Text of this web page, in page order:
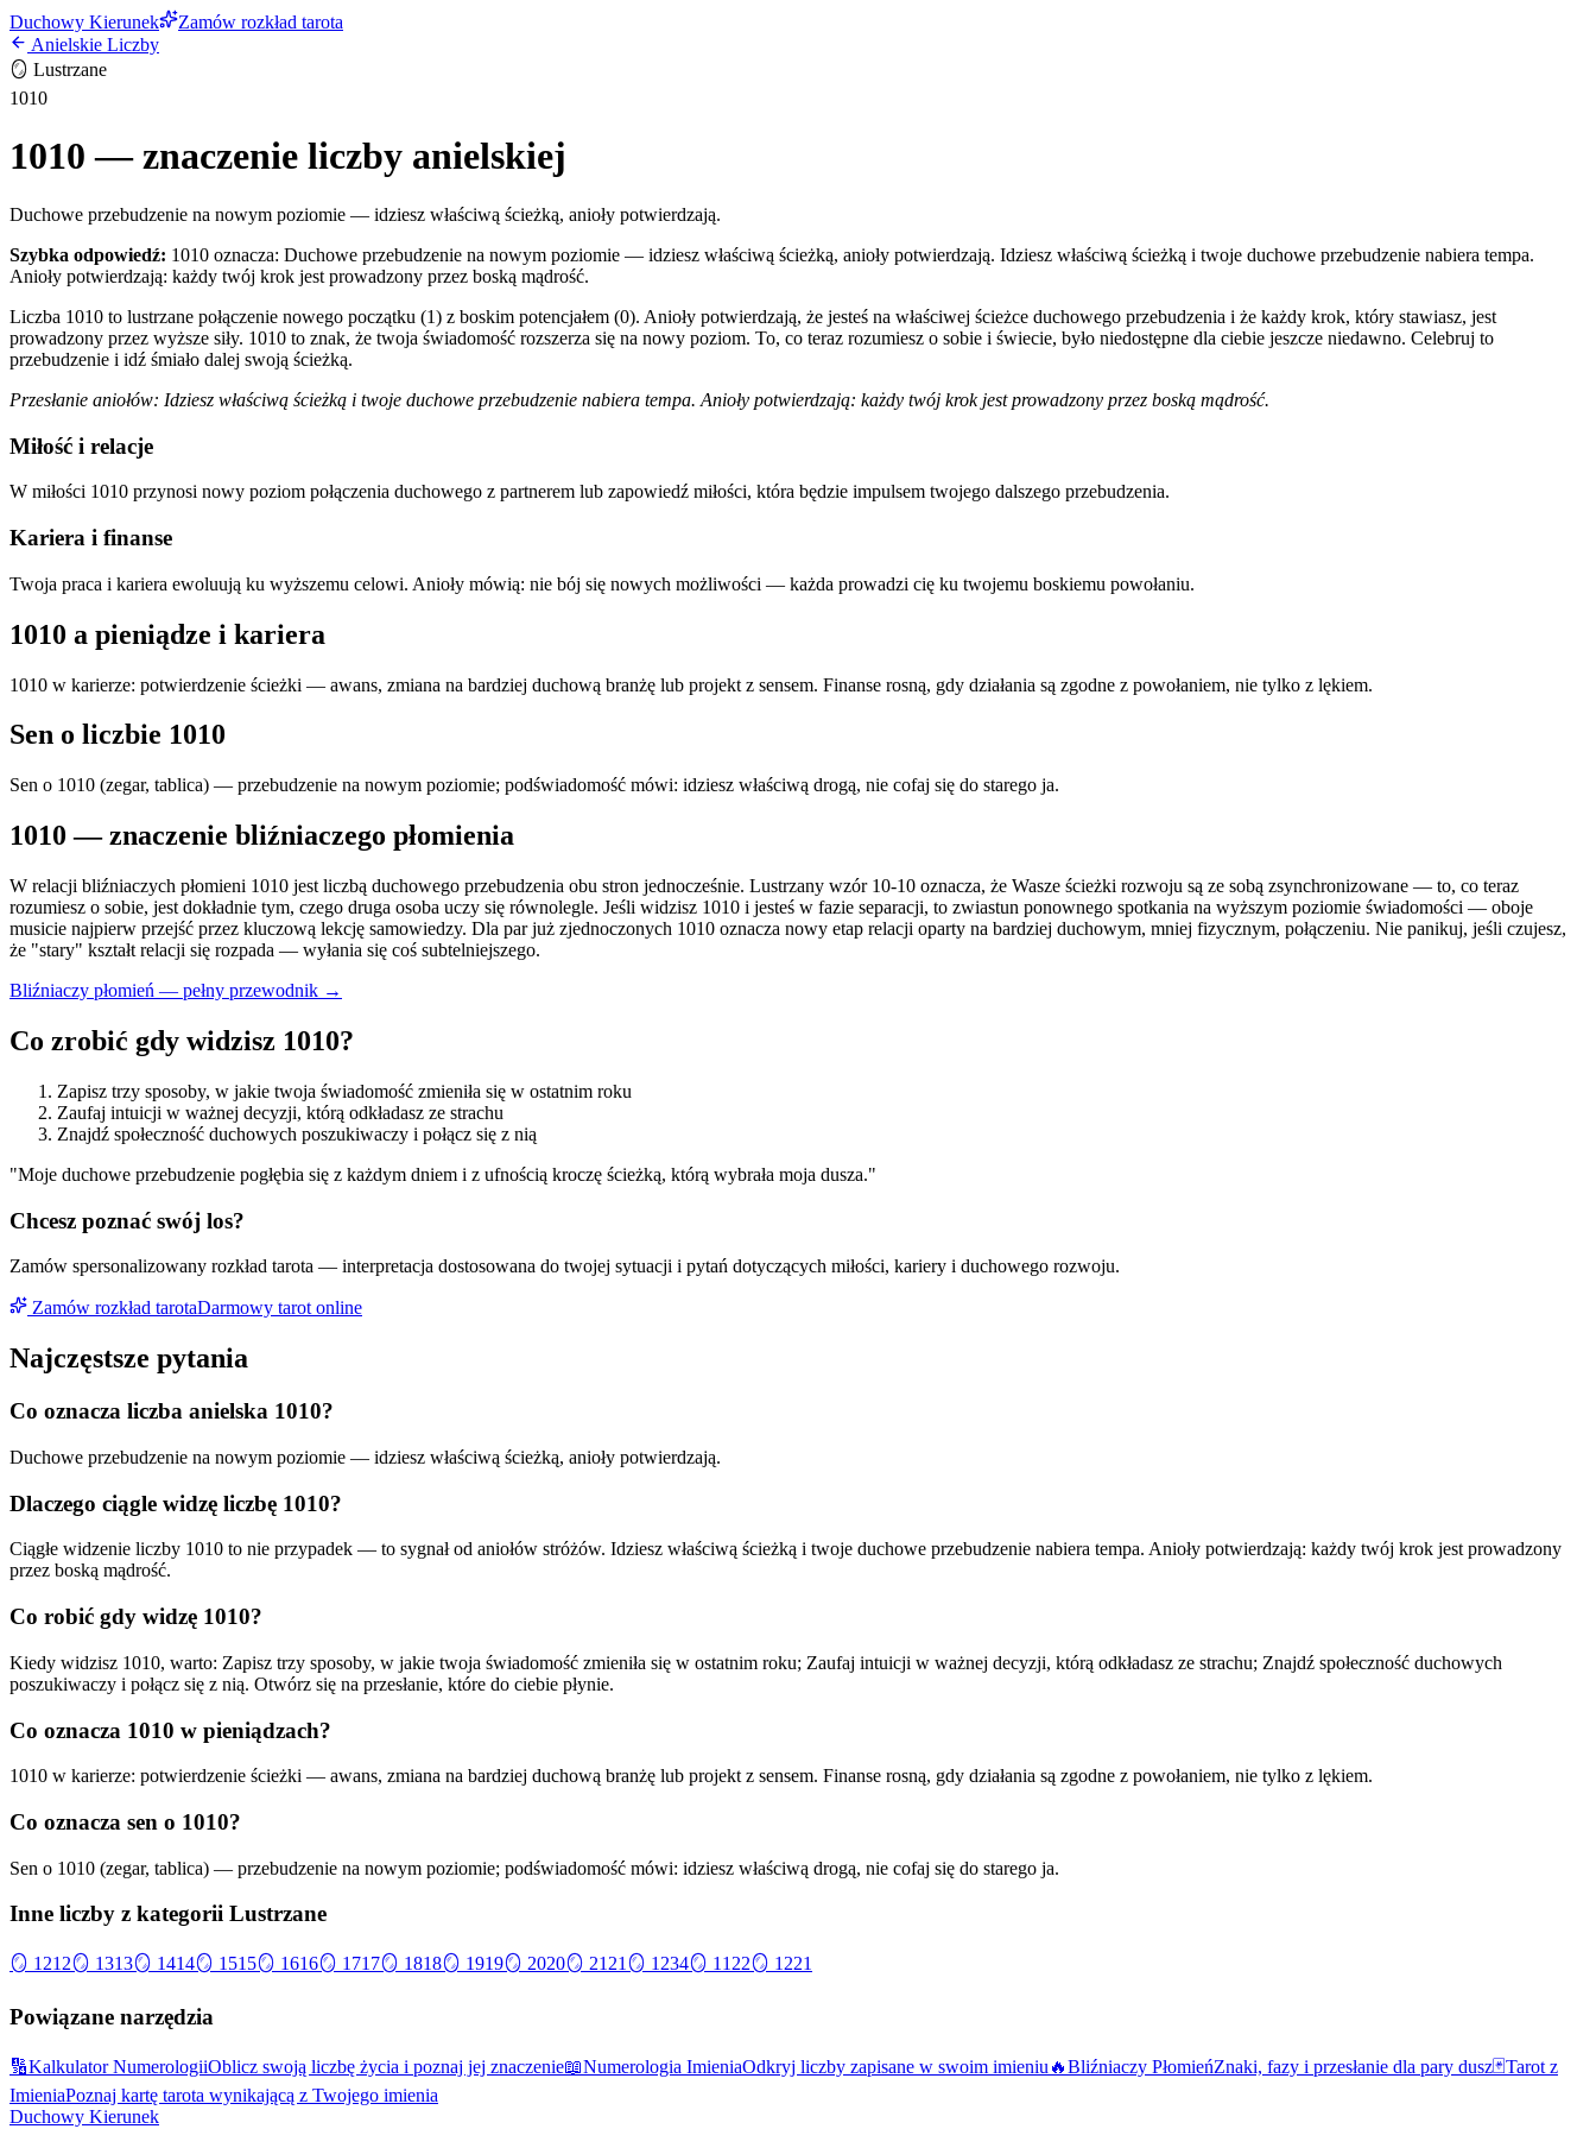
Duchowy Kierunek
Zamów rozkład tarota
Anielskie Liczby
🪞 Lustrzane
1010
1010 — znaczenie liczby anielskiej
Duchowe przebudzenie na nowym poziomie — idziesz właściwą ścieżką, anioły potwierdzają.
Szybka odpowiedź: 1010 oznacza: Duchowe przebudzenie na nowym poziomie — idziesz właściwą ścieżką, anioły potwierdzają. Idziesz właściwą ścieżką i twoje duchowe przebudzenie nabiera tempa.
Anioły potwierdzają: każdy twój krok jest prowadzony przez boską mądrość.
Liczba 1010 to lustrzane połączenie nowego początku (1) z boskim potencjałem (0). Anioły potwierdzają, że jesteś na właściwej ścieżce duchowego przebudzenia i że każdy krok, który stawiasz, jest
prowadzony przez wyższe siły. 1010 to znak, że twoja świadomość rozszerza się na nowy poziom. To, co teraz rozumiesz o sobie i świecie, było niedostępne dla ciebie jeszcze niedawno. Celebruj to
przebudzenie i idź śmiało dalej swoją ścieżką.
Przesłanie aniołów: Idziesz właściwą ścieżką i twoje duchowe przebudzenie nabiera tempa. Anioły potwierdzają: każdy twój krok jest prowadzony przez boską mądrość.
Miłość i relacje
W miłości 1010 przynosi nowy poziom połączenia duchowego z partnerem lub zapowiedź miłości, która będzie impulsem twojego dalszego przebudzenia.
Kariera i finanse
Twoja praca i kariera ewoluują ku wyższemu celowi. Anioły mówią: nie bój się nowych możliwości — każda prowadzi cię ku twojemu boskiemu powołaniu.
1010 a pieniądze i kariera
1010 w karierze: potwierdzenie ścieżki — awans, zmiana na bardziej duchową branżę lub projekt z sensem. Finanse rosną, gdy działania są zgodne z powołaniem, nie tylko z lękiem.
Sen o liczbie 1010
Sen o 1010 (zegar, tablica) — przebudzenie na nowym poziomie; podświadomość mówi: idziesz właściwą drogą, nie cofaj się do starego ja.
1010 — znaczenie bliźniaczego płomienia
W relacji bliźniaczych płomieni 1010 jest liczbą duchowego przebudzenia obu stron jednocześnie. Lustrzany wzór 10-10 oznacza, że Wasze ścieżki rozwoju są ze sobą zsynchronizowane — to, co teraz
rozumiesz o sobie, jest dokładnie tym, czego druga osoba uczy się równolegle. Jeśli widzisz 1010 i jesteś w fazie separacji, to zwiastun ponownego spotkania na wyższym poziomie świadomości — oboje
musicie najpierw przejść przez kluczową lekcję samowiedzy. Dla par już zjednoczonych 1010 oznacza nowy etap relacji oparty na bardziej duchowym, mniej fizycznym, połączeniu. Nie panikuj, jeśli czujesz,
że "stary" kształt relacji się rozpada — wyłania się coś subtelniejszego.
Bliźniaczy płomień — pełny przewodnik →
Co zrobić gdy widzisz 1010?
Zapisz trzy sposoby, w jakie twoja świadomość zmieniła się w ostatnim roku
Zaufaj intuicji w ważnej decyzji, którą odkładasz ze strachu
Znajdź społeczność duchowych poszukiwaczy i połącz się z nią
"Moje duchowe przebudzenie pogłębia się z każdym dniem i z ufnością kroczę ścieżką, którą wybrała moja dusza."
Chcesz poznać swój los?
Zamów spersonalizowany rozkład tarota — interpretacja dostosowana do twojej sytuacji i pytań dotyczących miłości, kariery i duchowego rozwoju.
Zamów rozkład tarotaDarmowy tarot online
Najczęstsze pytania
Co oznacza liczba anielska 1010?
Duchowe przebudzenie na nowym poziomie — idziesz właściwą ścieżką, anioły potwierdzają.
Dlaczego ciągle widzę liczbę 1010?
Ciągłe widzenie liczby 1010 to nie przypadek — to sygnał od aniołów stróżów. Idziesz właściwą ścieżką i twoje duchowe przebudzenie nabiera tempa. Anioły potwierdzają: każdy twój krok jest prowadzony
przez boską mądrość.
Co robić gdy widzę 1010?
Kiedy widzisz 1010, warto: Zapisz trzy sposoby, w jakie twoja świadomość zmieniła się w ostatnim roku; Zaufaj intuicji w ważnej decyzji, którą odkładasz ze strachu; Znajdź społeczność duchowych
poszukiwaczy i połącz się z nią. Otwórz się na przesłanie, które do ciebie płynie.
Co oznacza 1010 w pieniądzach?
1010 w karierze: potwierdzenie ścieżki — awans, zmiana na bardziej duchową branżę lub projekt z sensem. Finanse rosną, gdy działania są zgodne z powołaniem, nie tylko z lękiem.
Co oznacza sen o 1010?
Sen o 1010 (zegar, tablica) — przebudzenie na nowym poziomie; podświadomość mówi: idziesz właściwą drogą, nie cofaj się do starego ja.
Inne liczby z kategorii Lustrzane
🪞 1212🪞 1313🪞 1414🪞 1515🪞 1616🪞 1717🪞 1818🪞 1919🪞 2020🪞 2121 🪞 1234🪞 1122🪞 1221
Powiązane narzędzia
🔢Kalkulator NumerologiiOblicz swoją liczbę życia i poznaj jej znaczenie📖Numerologia ImieniaOdkryj liczby zapisane w swoim imieniu 🔥Bliźniaczy PłomieńZnaki, fazy i przesłanie dla pary dusz🃏Tarot z
ImieniaPoznaj kartę tarota wynikającą z Twojego imienia
Duchowy Kierunek